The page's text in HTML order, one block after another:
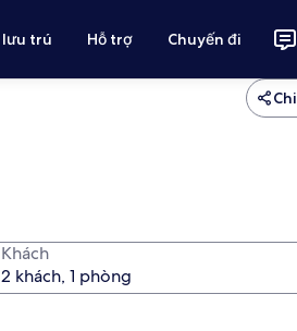
trú Hỗ trợ Chuyến đi
Khách